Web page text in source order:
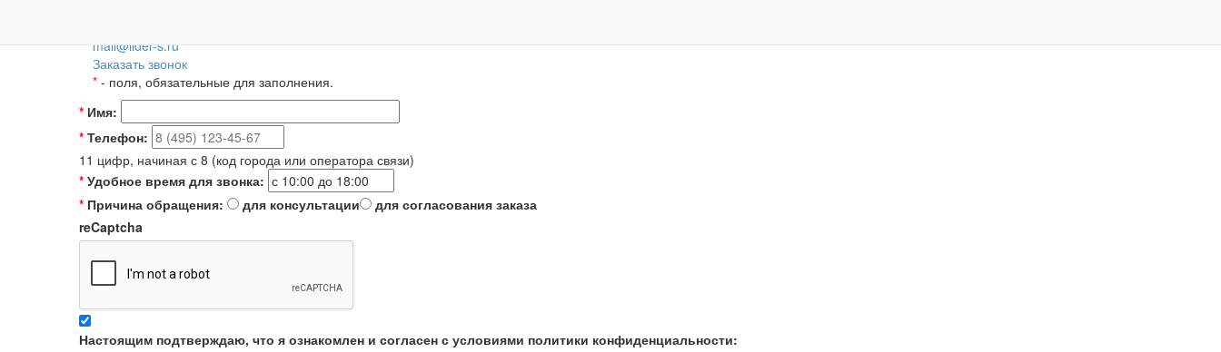
mail@lider-s.ru
Заказать звонок
* - поля, обязательные для заполнения.
* Имя:
* Телефон:
11 цифр, начиная с 8 (код города или оператора связи)
* Удобное время для звонка:
* Причина обращения: для консультации
для согласования заказа
reCaptcha
Настоящим подтверждаю, что я ознакомлен и согласен с условиями политики конфиденциальности: